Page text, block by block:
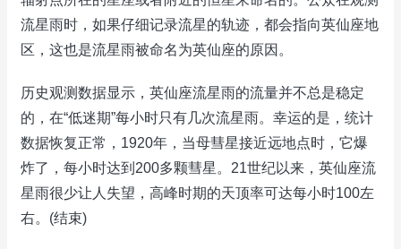
流星雨时，如果仔细记录流星的轨迹，都会指向英仙座地
区，这也是流星雨被命名为英仙座的原因。
历史观测数据显示，英仙座流星雨的流量并不总是稳定
的，在“低迷期”每小时只有几次流星雨。幸运的是，统计
数据恢复正常，1920年，当母彗星接近远地点时，它爆
炸了，每小时达到200多颗彗星。21世纪以来，英仙座流
星雨很少让人失望，高峰时期的天顶率可达每小时100左
右。(结束)